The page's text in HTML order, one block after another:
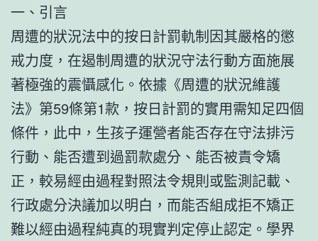
一、引言
周遭的狀況法中的按日計罰軌制因其嚴格的懲
戒力度，在遏制周遭的狀況守法行動方面施展
著極強的震懾感化。依據《周遭的狀況維護
法》第59條第1款，按日計罰的實用需知足四個
條件，此中，生孩子運營者能否存在守法排污
行動、能否遭到過罰款處分、能否被責令矯
正，較易經由過程對照法令規則或監測記載、
行政處分決議加以明白，而能否組成拒不矯正
難以經由過程純真的現實判定停止認定。學界